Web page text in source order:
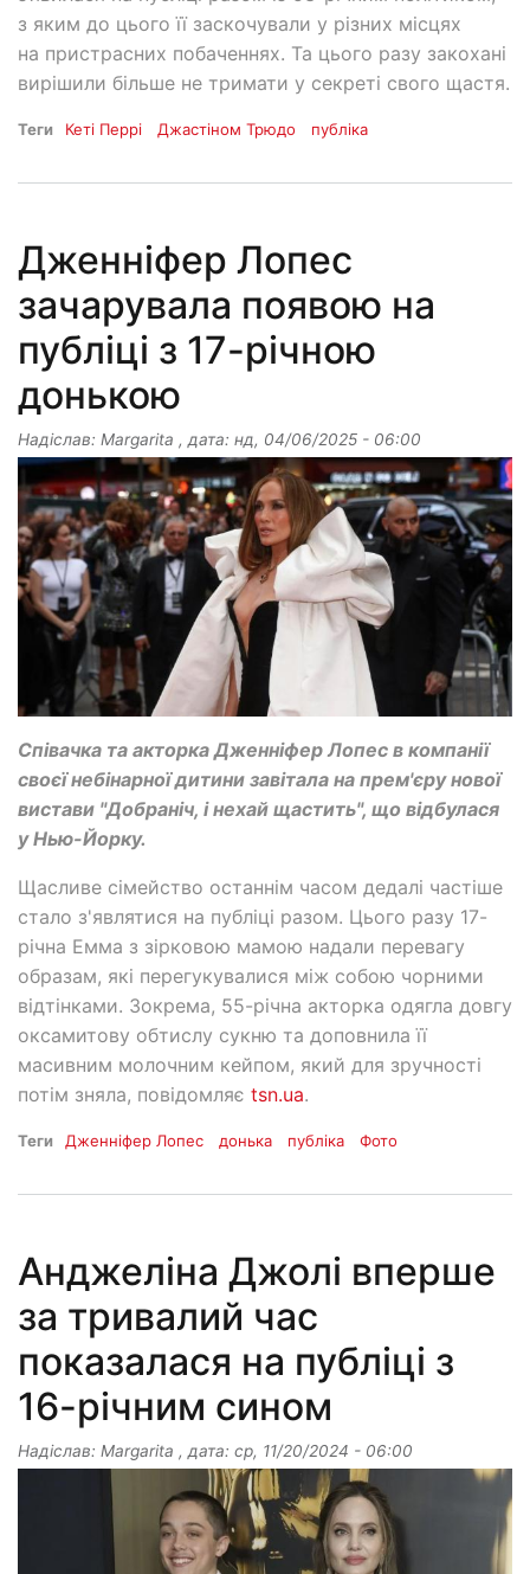
з яким до цього її заскочували у різних місцях
на пристрасних побаченнях. Та цього разу закохані
вирішили більше не тримати у секреті свого щастя.
Теги Кеті Перрі Джастіном Трюдо публіка
Дженніфер Лопес
зачарувала появою на
публіці з 17-річною
донькою
Надіслав: Margarita , дата: нд, 04/06/2025 - 06:00
Співачка та акторка Дженніфер Лопес в компанії
своєї небінарної дитини завітала на прем'єру нової
вистави "Добраніч, і нехай щастить", що відбулася
у Нью-Йорку.
Щасливе сімейство останнім часом дедалі частіше
стало з'являтися на публіці разом. Цього разу 17-
річна Емма з зірковою мамою надали перевагу
образам, які перегукувалися між собою чорними
відтінками. Зокрема, 55-річна акторка одягла довгу
оксамитову обтислу сукню та доповнила її
масивним молочним кейпом, який для зручності
потім зняла, повідомляє tsn.ua.
Теги Дженніфер Лопес донька публіка Фото
Анджеліна Джолі вперше
за тривалий час
показалася на публіці з
16-річним сином
Надіслав: Margarita , дата: ср, 11/20/2024 - 06:00